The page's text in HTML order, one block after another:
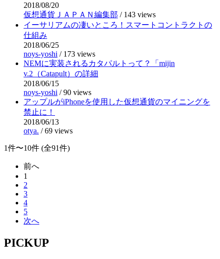
2018/08/20
仮想通貨ＪＡＰＡＮ編集部 / 143 views
イーサリアムの凄いところ！スマートコントラクトの
仕組み
2018/06/25
noys-yoshi / 173 views
NEMに実装されるカタパルトって？「mijin
v.2（Catapult）の詳細
2018/06/15
noys-yoshi /90 views
アップルがiPhoneを使用した仮想通貨のマイニングを
禁止に！
2018/06/13
otya. /69 views
1件〜10件 (全91件)
前へ
1
2
3
4
5
次へ
PICKUP